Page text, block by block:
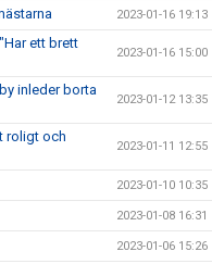
2023-01-16 19:13
ett brett
2023-01-16 15:00
inleder borta
2023-01-12 13:35
roligt och
2023-01-11 12:55
2023-01-10 10:35
2023-01-08 16:31
2023-01-06 15:26